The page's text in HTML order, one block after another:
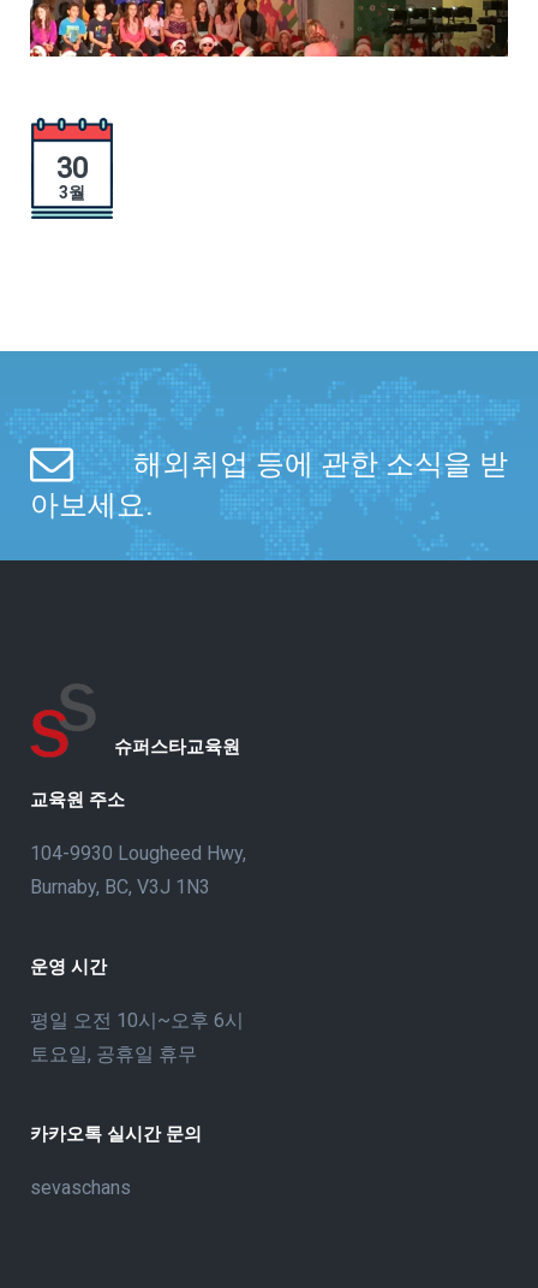
30
3월
해외취업 등에 관한 소식을 받
아보세요.
슈퍼스타교육원
교육원 주소
104-9930 Lougheed Hwy,
Burnaby, BC, V3J 1N3
운영 시간
평일 오전 10시~오후 6시
토요일, 공휴일 휴무
카카오톡 실시간 문의
sevaschans